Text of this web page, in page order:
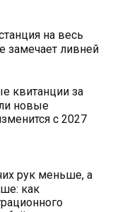
на весь
замечает ливней
квитанции за
новые
с 2027
рук меньше, а
как